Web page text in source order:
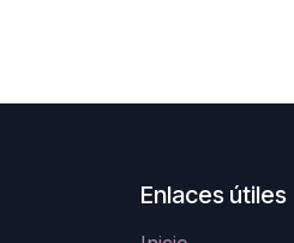
Enlaces útiles